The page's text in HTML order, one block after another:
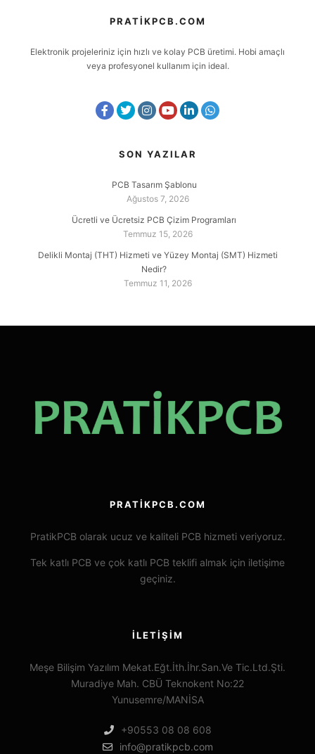
PRATIKPCB.COM
Elektronik projeleriniz için hızlı ve kolay PCB üretimi. Hobi amaçlı
veya profesyonel kullanım için ideal.
SON YAZILAR
PCB Tasarım Şablonu
Ağustos 7, 2026
Ücretli ve Ücretsiz PCB Çizim Programları
Temmuz 15, 2026
Delikli Montaj (THT) Hizmeti ve Yüzey Montaj (SMT) Hizmeti
Nedir?
Temmuz 11, 2026
PRATIKPCB.COM
PratikPCB olarak ucuz ve kaliteli PCB hizmeti veriyoruz.
Tek katlı PCB ve çok katlı PCB teklifi almak için iletişime
geçiniz.
İLETIŞIM
Meşe Bilişim Yazılım Mekat.Eğt.İth.İhr.San.Ve Tic.Ltd.Şti.
Muradiye Mah. CBÜ Teknokent No:22
Yunusemre/MANİSA
+90553 08 08 608
info@pratikpcb.com